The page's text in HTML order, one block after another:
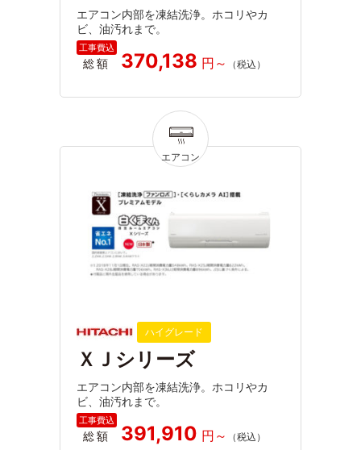
エアコン内部を凍結洗浄。ホコリやカ
ビ、油汚れまで。
総額 370,138
ハイグレード
ＸＪシリーズ
エアコン内部を凍結洗浄。ホコリやカ
ビ、油汚れまで。
総額 391,910